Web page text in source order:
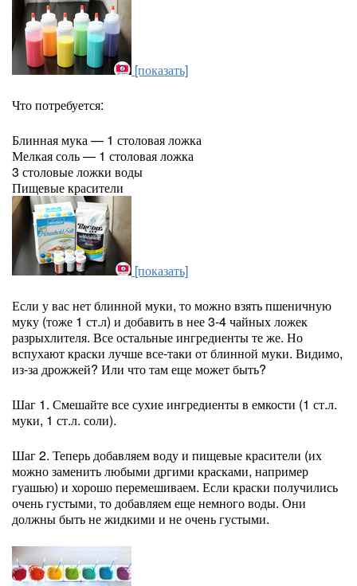
[показать]
Что потребуется:
Блинная мука — 1 столовая ложка
Мелкая соль — 1 столовая ложка
3 столовые ложки воды
Пищевые красители
[показать]
Если у вас нет блинной муки, то можно взять пшеничную
муку (тоже 1 ст.л) и добавить в нее 3-4 чайных ложек
разрыхлителя. Все остальные ингредиенты те же. Но
вспухают краски лучше все-таки от блинной муки. Видимо,
из-за дрожжей? Или что там еще может быть?
Шаг 1. Смешайте все сухие ингредиенты в емкости (1 ст.л.
муки, 1 ст.л. соли).
Шаг 2. Теперь добавляем воду и пищевые красители (их
можно заменить любыми дргими красками, например
гуашью) и хорошо перемешиваем. Если краски получились
очень густыми, то добавляем еще немного воды. Они
должны быть не жидкими и не очень густыми.